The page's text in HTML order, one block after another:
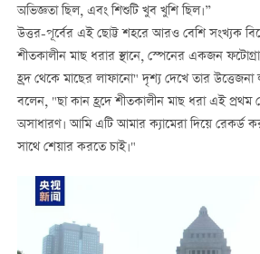
অভিজ্ঞতা ছিল, এবং শিশুটি খুব খুশি ছিল।”
উত্তর-পূর্বের এই ছোট্ট শহরে আরও বেশি সংখ্যক
শীতকালীন মাছ ধরার স্থানে, স্পেনের একজন
হ্রদ থেকে মাছের লাফানো" দৃশ্য দেখে তার উত্তেজনা
বলেন, "ছা কান হ্রদে শীতকালীন মাছ ধরা এই প্রথম
অসাধারণ। আমি এটি আমার ক্যামেরা দিয়ে রেকর্ড
সাথে শেয়ার করতে চাই।"